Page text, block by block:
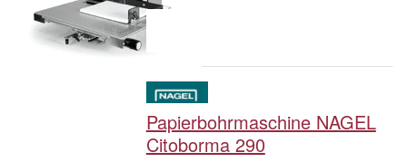
Papierbohrmaschine NAGEL
Citoborma 290